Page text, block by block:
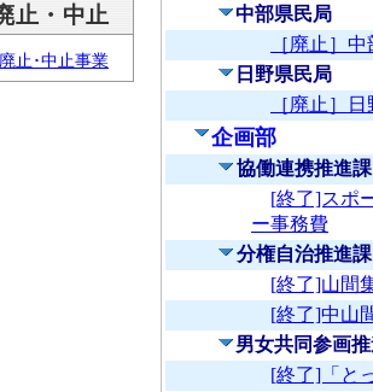
止・中止
廃止･中止事業
中部県民局
［廃止］
日野県民局
［廃止］
企画部
協働連携推進課
[終了]スポ
ー事務費
分権自治推進課
[終了]山間
[終了]中山
男女共同参画
[終了]「と